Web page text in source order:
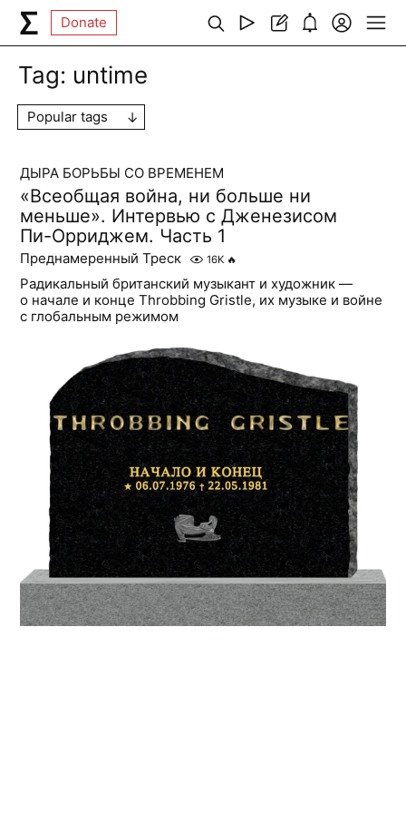
Donate
Tag: untime
Popular tags
ДЫРА БОРЬБЫ СО ВРЕМЕНЕМ
«Всеобщая война, ни больше ни
меньше». Интервью с Дженезисом
Пи-Орриджем. Часть 1
Преднамеренный Треск 16K 🔥
Радикальный британский музыкант и художник —
о начале и конце Throbbing Gristle, их музыке и войне
с глобальным режимом